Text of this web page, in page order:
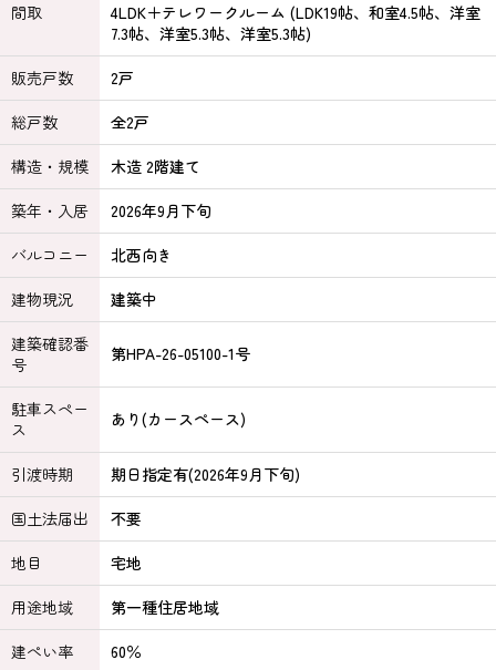
間取
4LDK＋テレワークルーム (LDK19帖、和室4.5帖、洋室
7.3帖、洋室5.3帖、洋室5.3帖)
販売戸数
2戸
総戸数
全2戸
構造・規模
木造 2階建て
築年・入居
2026年9月下旬
バルコニー
北西向き
建物現況
建築中
建築確認番
号
第HPA-26-05100-1号
駐車スペー
ス
あり(カースペース)
引渡時期
期日指定有(2026年9月下旬)
国土法届出
不要
地目
宅地
用途地域
第一種住居地域
建ぺい率
60％